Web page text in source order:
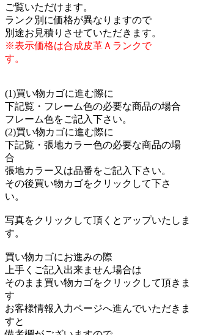
ご覧いただけます。
ランク別に価格が異なりますので
別途お見積りさせていただきます。
※表示価格は合成皮革Ａランクで
す。
(1)買い物カゴに進む際に
下記覧・フレーム色の必要な商品の場合
フレーム色をご記入下さい。
(2)買い物カゴに進む際に
下記覧・張地カラー色の必要な商品の場
合
張地カラー又は品番をご記入下さい。
その後買い物カゴをクリックして下さ
い。
写真をクリックして頂くとアップいたしま
す。
買い物カゴにお進みの際
上手くご記入出来ません場合は
そのまま買い物カゴをクリックして頂きま
す
お客様情報入力ページへ進んでいただきま
すと